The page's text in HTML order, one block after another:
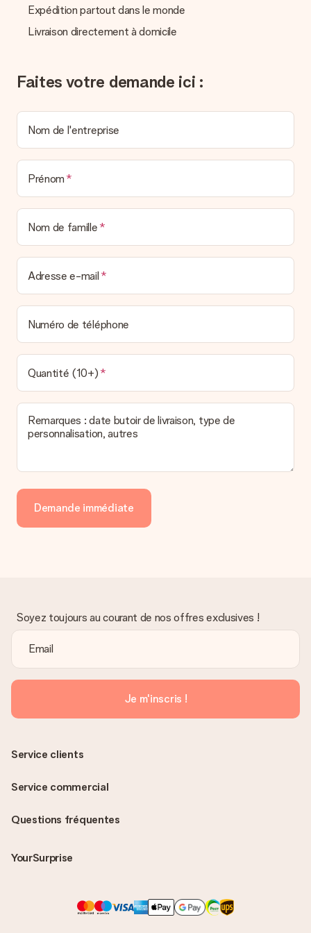
vous aidera à trouver une solution satisfaisante.
La facture est-elle envoyée avec le cadeau ?
pouvez de même retrouver votre facture dans votre espace
personnel MySurprise. Vous pouvez ainsi être tranquille et
un véritable effet surprise !
Expédition partout dans le monde
Livraison directement à domicile
Faites votre demande ici :
Nom de l'entreprise
Prénom
Nom de famille
Adresse e-mail
Numéro de téléphone
Quantité (10+)
Remarques : date butoir de livraison, type de
personnalisation, autres
Demande immédiate
Soyez toujours au courant de nos offres exclusives !
Je m'inscris !
Questions fréquentes
YourSurprise
Service clients
Service commercial